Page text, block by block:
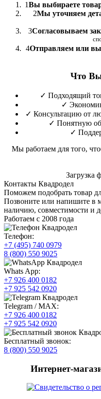
1Вы выбираете
2Мы уточняем
3Согласовываем
4Отправляем или
Что Вы
✓ Подходящий
✓
✓ Консультацию от
✓ Понятную
✓
Мы работаем для того,
Загрузка
Контакты Квадродел
Поможем подобрать товар
Позвоните или напишите в
наличию, совместимости и
Работаем с 2008 года
Телефон:
+7 (495) 740 0979
8 (800) 550 9025
Whats App:
+7 926 400 0182
+7 925 542 0920
Telegram / MAX:
+7 926 400 0182
+7 925 542 0920
Бесплатный звонок:
8 (800) 550 9025
Интернет-